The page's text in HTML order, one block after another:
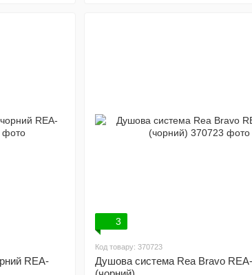
REA-
3
Код товару: 370723
Душова система Rea Bravo